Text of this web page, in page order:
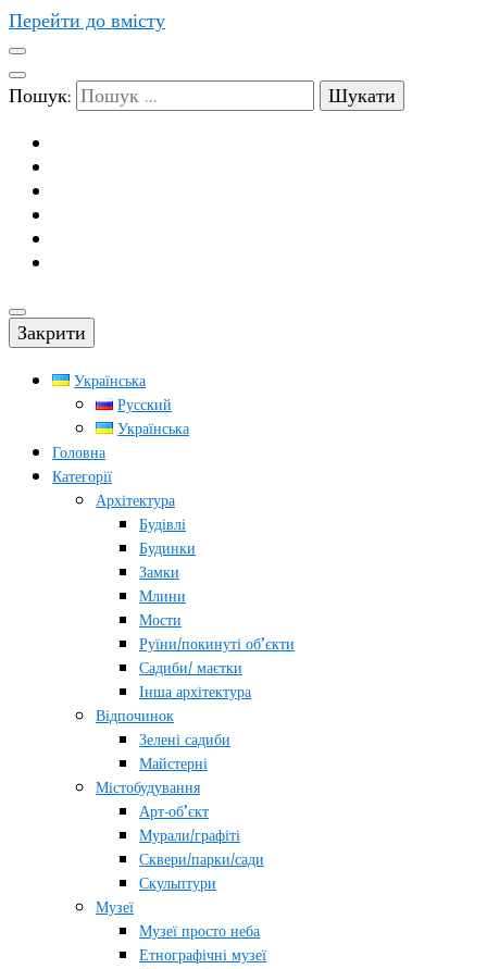
Перейти до вмісту
Пошук:
Закрити
Українська
Русский
Українська
Головна
Категорії
Архітектура
Будівлі
Будинки
Замки
Млини
Мости
Руїни/покинуті об’єкти
Садиби/ маєтки
Інша архітектура
Відпочинок
Зелені садиби
Майстерні
Містобудування
Арт-об’єкт
Мурали/графіті
Сквери/парки/сади
Скульптури
Музеї
Музеї просто неба
Етнографічні музеї